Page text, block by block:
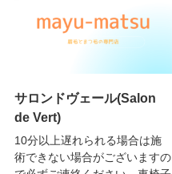
サロンドヴェール(Salon
de Vert)
10分以上遅れられる場合は施
術できない場合がございますの